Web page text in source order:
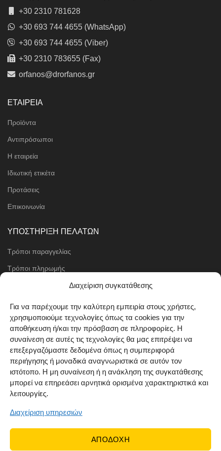
Διαχείριση συγκατάθεσης
Για να παρέχουμε την καλύτερη εμπειρία στους χρήστες,
χρησιμοποιούμε τεχνολογίες όπως τα cookies για την
αποθήκευση ή/και την πρόσβαση σε πληροφορίες. Η
συναίνεση σε αυτές τις τεχνολογίες θα μας επιτρέψει να
επεξεργαζόμαστε δεδομένα όπως η συμπεριφορά
περιήγησης ή μοναδικά αναγνωριστικά σε αυτόν τον
ιστότοπο. Η μη συναίνεση ή η ανάκληση της συγκατάθεσης
μπορεί να επηρεάσει αρνητικά ορισμένα χαρακτηριστικά και
λειτουργίες.
Διαχείριση υπηρεσιών
ΑΠΟΔΟΧΗ
+30 2310 781628
+30 693 744 4655 (WhatsApp)
+30 693 744 4655 (Viber)
+30 2310 783655 (Fax)
orfanos@drorfanos.gr
ΕΤΑΙΡΕΙΑ
Προϊόντα
Αντιπρόσωποι
Η εταιρεία
Ιδιωτική ετικέτα
Προτάσεις
Επικοινωνία
ΥΠΟΣΤΗΡΙΞΗ ΠΕΛΑΤΩΝ
Τρόποι παραγγελίας
Τρόποι πληρωμής
Μέθοδοι αποστολής
Όροι χρήσης
Cookie Policy (EU)
ΑΚΟΛΟΥΘΗΣΤΕ ΜΑΣ